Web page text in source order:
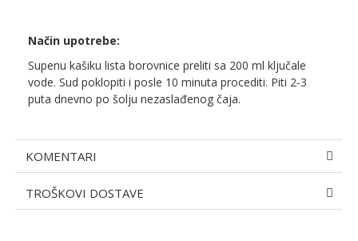
Način upotrebe:
Supenu kašiku lista borovnice preliti sa 200 ml ključale
vode. Sud poklopiti i posle 10 minuta procediti. Piti 2-3
puta dnevno po šolju nezaslađenog čaja.
KOMENTARI
TROŠKOVI DOSTAVE